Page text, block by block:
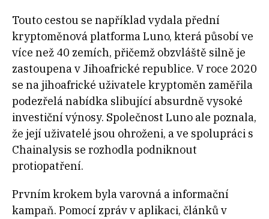
Touto cestou se například vydala přední
kryptoměnová platforma Luno, která působí ve
více než 40 zemích, přičemž obzvláště silně je
zastoupena v Jihoafrické republice. V roce 2020
se na jihoafrické uživatele kryptoměn zaměřila
podezřelá nabídka slibující absurdně vysoké
investiční výnosy. Společnost Luno ale poznala,
že její uživatelé jsou ohroženi, a ve spolupráci s
Chainalysis se rozhodla podniknout
protiopatření.
Prvním krokem byla varovná a informační
kampaň. Pomocí zpráv v aplikaci, článků v